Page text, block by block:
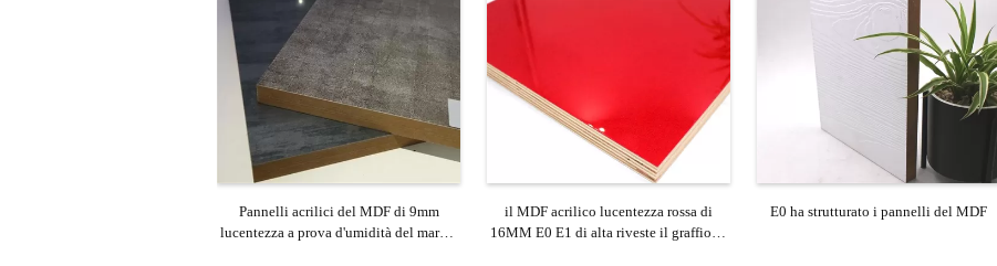
Pannelli acrilici del MDF di 9mm
lucentezza a prova d'umidità del marmo
il MDF acrilico lucentezza rossa di
16MM E0 E1 di alta riveste il graffio di
E0 ha strutturato i pannelli del MDF